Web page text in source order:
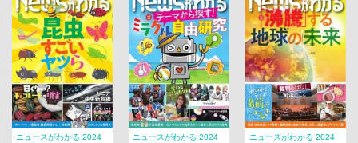
ニュースがわかる 2024
ニュースがわかる 2024
ニュースがわかる 2024